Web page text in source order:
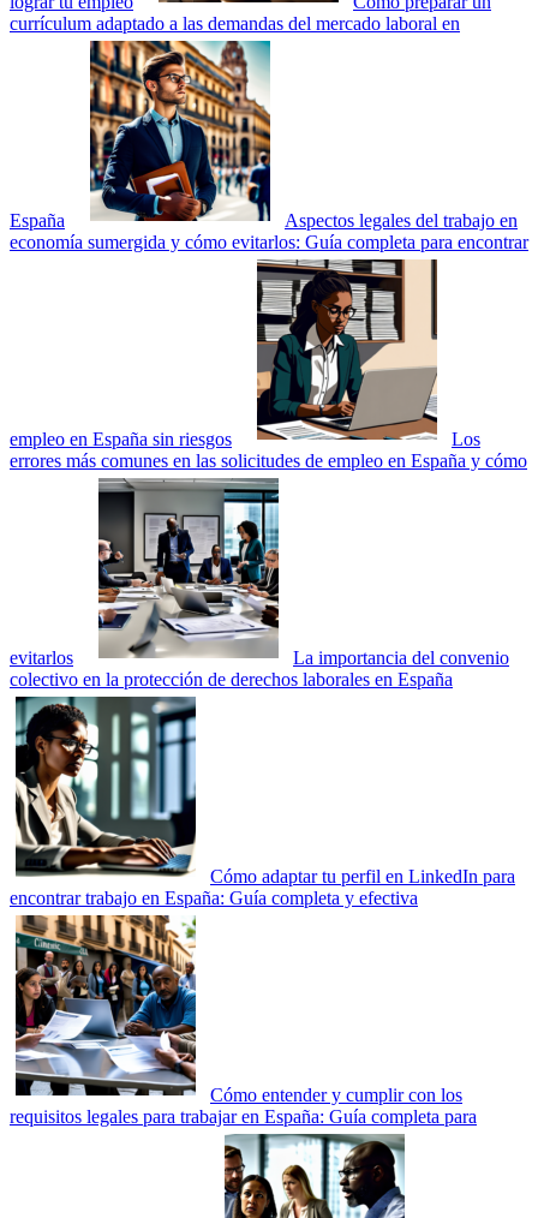
currículum adaptado a las demandas del mercado laboral en
España
Aspectos legales del trabajo en
economía sumergida y cómo evitarlos: Guía completa para encontrar
empleo en España sin riesgos
Los
errores más comunes en las solicitudes de empleo en España y cómo
evitarlos
La importancia del convenio
colectivo en la protección de derechos laborales en España
Cómo adaptar tu perfil en LinkedIn para
encontrar trabajo en España: Guía completa y efectiva
Cómo entender y cumplir con los
requisitos legales para trabajar en España: Guía completa para